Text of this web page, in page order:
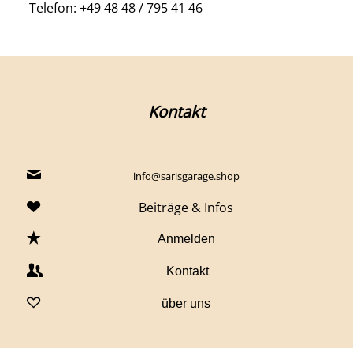
Telefon: +49 48 48 / 795 41 46
Kontakt
info@sarisgarage.shop
Beiträge & Infos
Anmelden
Kontakt
über uns